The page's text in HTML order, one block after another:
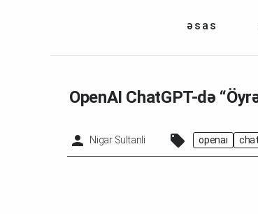
əsas
OpenAI ChatGPT-də
Nigar Sultanli openai